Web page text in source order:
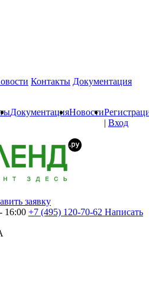
Контакты Документация
ДокументацияНовости
| Вход
заявку
16:00 +7 (495) 120-70-62 Написать